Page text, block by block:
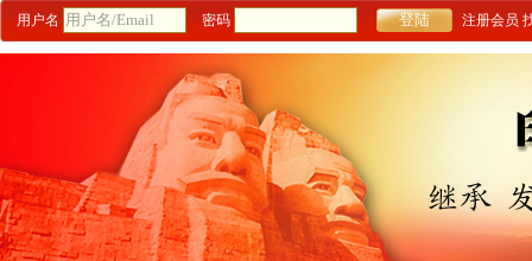
用户名 密码 注册会员